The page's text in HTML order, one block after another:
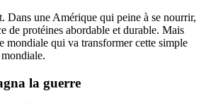
Dans une Amérique qui peine à se nourrir,
de protéines abordable et durable. Mais
mondiale qui va transformer cette simple
la guerre